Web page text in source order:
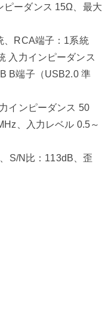
ピーダンス 15Ω、最大
、RCA端子：1系統
入力インピーダンス
B端子（USB2.0 準
インピーダンス 50
、入力レベル 0.5～
S/N比：113dB、歪